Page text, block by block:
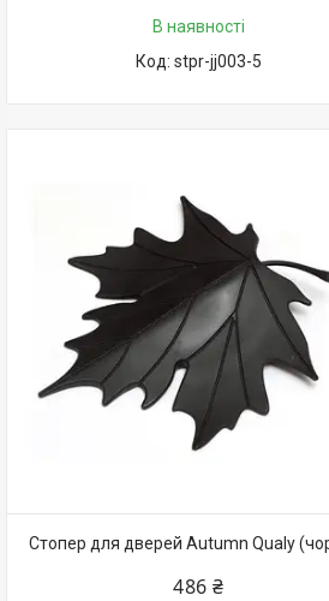
В наявності
stpr-jj003-5
Стопер для дверей Autumn Qualy
486 ₴